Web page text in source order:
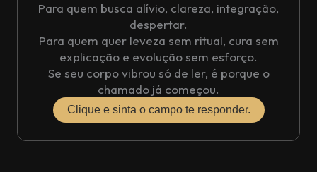
Para quem busca alívio, clareza, integração,
despertar.
Para quem quer leveza sem ritual, cura sem
explicação e evolução sem esforço.
Se seu corpo vibrou só de ler, é porque o
chamado já começou.
Clique e sinta o campo te responder.